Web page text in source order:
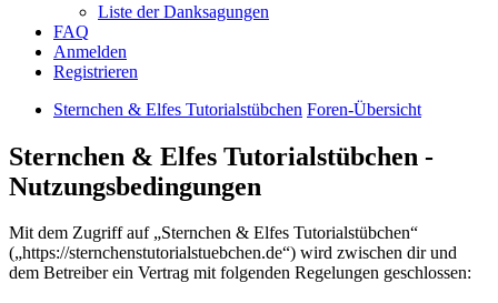
Liste der Danksagungen
FAQ
Anmelden
Registrieren
Sternchen & Elfes Tutorialstübchen Foren-Übersicht
Sternchen & Elfes Tutorialstübchen -
Nutzungsbedingungen
Mit dem Zugriff auf „Sternchen & Elfes Tutorialstübchen“
(„https://sternchenstutorialstuebchen.de“) wird zwischen dir und
dem Betreiber ein Vertrag mit folgenden Regelungen geschlossen: